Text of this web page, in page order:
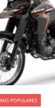
POPULARES